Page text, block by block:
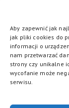
Aby zapewnić jak
jak pliki cookies do
informacji o
nam przetwarzać
strony czy unikalne
wycofanie może
serwisu.
KONTAKT DLA
DOŁĄCZ DO NAS